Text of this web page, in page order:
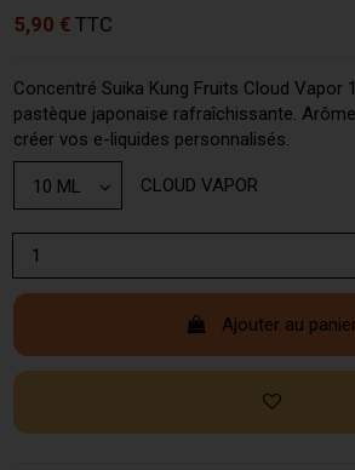
5,90 €TTC
Concentré Suika Kung Fruits Cloud Vapor
pastèque japonaise rafraîchissante.
créer vos e-liquides personnalisés.
CLOUD VAPOR
Ajouter au